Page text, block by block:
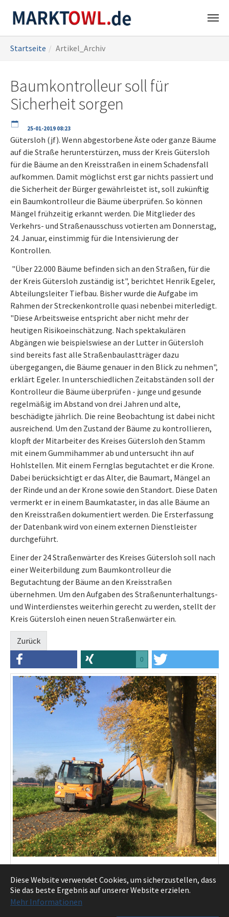
Diese Website verwendet Cookies, um sicherzustellen, dass
Sie das beste Ergebnis auf unserer Website erzielen.
Mehr Informationen
Hauptinhalt
sind
Startseite Artikel_Archiv
Baumkontrolleur soll für
Sicherheit sorgen
25-01-2019 08:23
Gütersloh (jf). Wenn abgestorbene Äste oder ganze Bäume
auf die Straße herunterstürzen, muss der Kreis Gütersloh
für die Bäume an den Kreisstraßen in einem Schadensfall
aufkommen. Damit möglichst erst gar nichts passiert und
die Sicherheit der Bürger gewährleistet ist, soll zukünftig
ein Baumkontrolleur die Bäume überprüfen. So können
Mängel frühzeitig erkannt werden. Die Mitglieder des
Verkehrs- und Straßenausschuss votierten am Donnerstag,
24. Januar, einstimmig für die Intensivierung der
Kontrollen.
"Über 22.000 Bäume befinden sich an den Straßen, für die
der Kreis Gütersloh zuständig ist", berichtet Henrik Egeler,
Abteilungsleiter Tiefbau. Bisher wurde die Aufgabe im
Rahmen der Streckenkontrolle quasi nebenbei miterledigt.
"Diese Arbeitsweise entspricht aber nicht mehr der
heutigen Risikoeinschätzung. Nach spektakulären
Abgängen wie beispielswiese an der Lutter in Gütersloh
sind bereits fast alle Straßenbaulastträger dazu
übergegangen, die Bäume genauer in den Blick zu nehmen",
erklärt Egeler. In unterschiedlichen Zeitabständen soll der
Kontrolleur die Bäume überprüfen - junge und gesunde
regelmäßig im Abstand von drei Jahren und alte,
beschädigte jährlich. Die reine Beobachtung ist dabei nicht
ausreichend. Um den Zustand der Bäume zu kontrollieren,
klopft der Mitarbeiter des Kreises Gütersloh den Stamm
mit einem Gummihammer ab und untersucht ihn auf
Hohlstellen. Mit einem Fernglas begutachtet er die Krone.
Dabei berücksichtigt er das Alter, die Baumart, Mängel an
der Rinde und an der Krone sowie den Standort. Diese Daten
vermerkt er in einem Baumkataster, in das alle Bäume an
den Kreisstraßen dokumentiert werden. Die Ersterfassung
der Datenbank wird von einem externen Dienstleister
durchgeführt.
Einer der 24 Straßenwärter des Kreises Gütersloh soll nach
einer Weiterbildung zum Baumkontrolleur die
Begutachtung der Bäume an den Kreisstraßen
übernehmen. Um den Aufgaben des Straßenunterhaltungs-
und Winterdienstes weiterhin gerecht zu werden, stellt der
Kreis Gütersloh einen neuen Straßenwärter ein.
Zurück
0
Die Batenhorster Straße in Rietberg wird beidseitig von
Bäumen begrenzt, die in Zukunft der Baumkontrolleur
in regelmäßigen Abständen überprüft. Foto: Kreis
Gütersloh